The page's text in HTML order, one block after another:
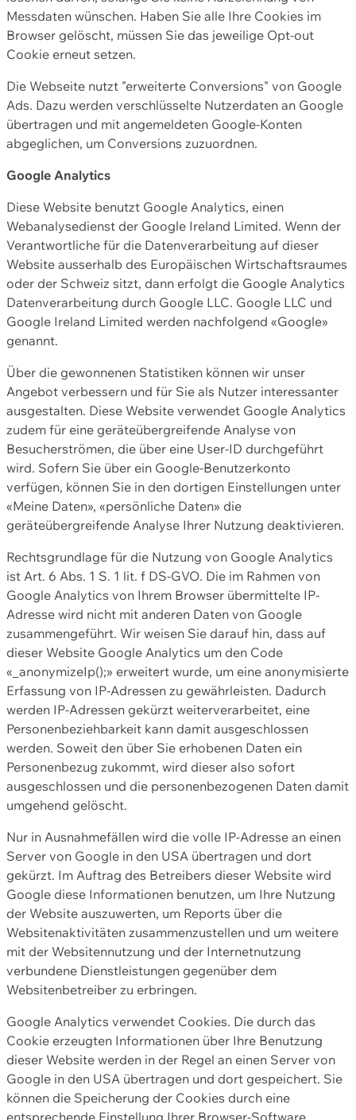
Messdaten wünschen. Haben Sie alle Ihre Cookies im
Browser gelöscht, müssen Sie das jeweilige Opt-out
Cookie erneut setzen.
Die Webseite nutzt "erweiterte Conversions" von Google
Ads. Dazu werden verschlüsselte Nutzerdaten an Google
übertragen und mit angemeldeten Google-Konten
abgeglichen, um Conversions zuzuordnen.
Google Analytics
Diese Website benutzt Google Analytics, einen
Webanalysedienst der Google Ireland Limited. Wenn der
Verantwortliche für die Datenverarbeitung auf dieser
Website ausserhalb des Europäischen Wirtschaftsraumes
oder der Schweiz sitzt, dann erfolgt die Google Analytics
Datenverarbeitung durch Google LLC. Google LLC und
Google Ireland Limited werden nachfolgend «Google»
genannt.
Über die gewonnenen Statistiken können wir unser
Angebot verbessern und für Sie als Nutzer interessanter
ausgestalten. Diese Website verwendet Google Analytics
zudem für eine geräteübergreifende Analyse von
Besucherströmen, die über eine User-ID durchgeführt
wird. Sofern Sie über ein Google-Benutzerkonto
verfügen, können Sie in den dortigen Einstellungen unter
«Meine Daten», «persönliche Daten» die
geräteübergreifende Analyse Ihrer Nutzung deaktivieren.
Rechtsgrundlage für die Nutzung von Google Analytics
ist Art. 6 Abs. 1 S. 1 lit. f DS-GVO. Die im Rahmen von
Google Analytics von Ihrem Browser übermittelte IP-
Adresse wird nicht mit anderen Daten von Google
zusammengeführt. Wir weisen Sie darauf hin, dass auf
dieser Website Google Analytics um den Code
«_anonymizeIp();» erweitert wurde, um eine anonymisierte
Erfassung von IP-Adressen zu gewährleisten. Dadurch
werden IP-Adressen gekürzt weiterverarbeitet, eine
Personenbeziehbarkeit kann damit ausgeschlossen
werden. Soweit den über Sie erhobenen Daten ein
Personenbezug zukommt, wird dieser also sofort
ausgeschlossen und die personenbezogenen Daten damit
umgehend gelöscht.
Nur in Ausnahmefällen wird die volle IP-Adresse an einen
Server von Google in den USA übertragen und dort
gekürzt. Im Auftrag des Betreibers dieser Website wird
Google diese Informationen benutzen, um Ihre Nutzung
der Website auszuwerten, um Reports über die
Websitenaktivitäten zusammenzustellen und um weitere
mit der Websitennutzung und der Internetnutzung
verbundene Dienstleistungen gegenüber dem
Websitenbetreiber zu erbringen.
Google Analytics verwendet Cookies. Die durch das
Cookie erzeugten Informationen über Ihre Benutzung
dieser Website werden in der Regel an einen Server von
Google in den USA übertragen und dort gespeichert. Sie
können die Speicherung der Cookies durch eine